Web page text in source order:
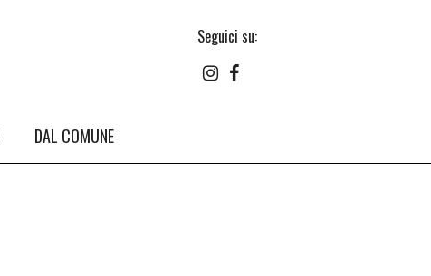
Seguici su:
DAL COMUNE